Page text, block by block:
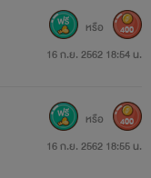
ำเป็นร้องไห้สะอื้น
16 ก.ย. 2562 18:54 น.
หรือ 400
16 ก.ย. 2562 18:55 น.
หรือ 400